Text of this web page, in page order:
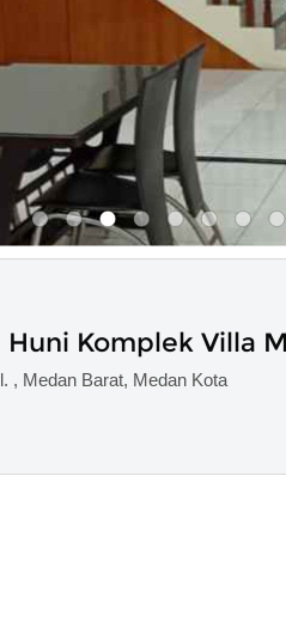
Huni Komplek Villa
, Medan Barat, Medan Kota